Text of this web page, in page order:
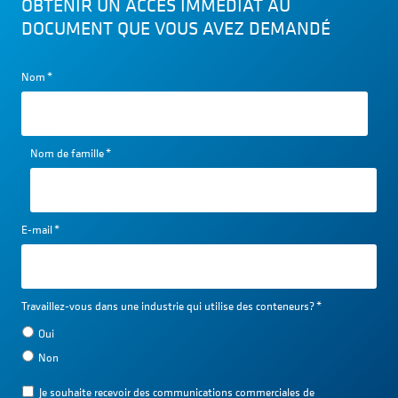
OBTENIR UN ACCÈS IMMÉDIAT AU
DOCUMENT QUE VOUS AVEZ DEMANDÉ
Nom*
Nom de famille*
E-mail*
Travaillez-vous dans une industrie qui utilise des conteneurs?*
Oui
Non
Je souhaite recevoir des communications commerciales de